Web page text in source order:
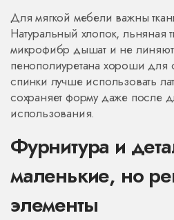
Для мягкой мебели важны
Натуральный хлопок, льняная
микрофибр дышат и не
пенополиуретана хороши
спинки лучше использовать
сохраняет форму даже после
использования.
Фурнитура и
маленькие, но
элементы